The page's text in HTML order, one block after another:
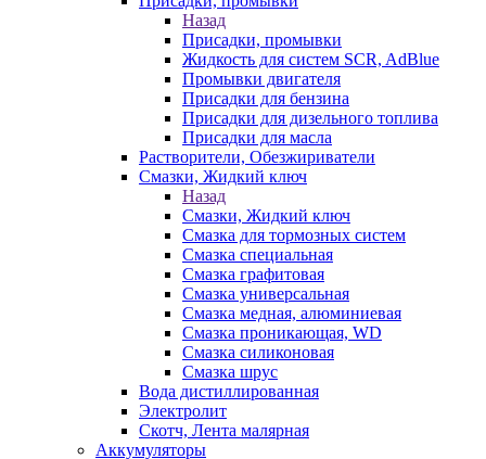
Назад
Присадки, промывки
Жидкость для систем SCR, AdBlue
Промывки двигателя
Присадки для бензина
Присадки для дизельного топлива
Присадки для масла
Растворители, Обезжириватели
Смазки, Жидкий ключ
Назад
Смазки, Жидкий ключ
Смазка для тормозных систем
Смазка специальная
Смазка графитовая
Смазка универсальная
Смазка медная, алюминиевая
Смазка проникающая, WD
Смазка силиконовая
Смазка шрус
Вода дистиллированная
Электролит
Скотч, Лента малярная
Аккумуляторы